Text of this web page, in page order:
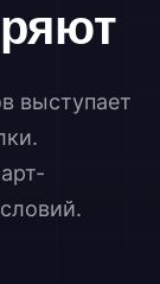
выступает